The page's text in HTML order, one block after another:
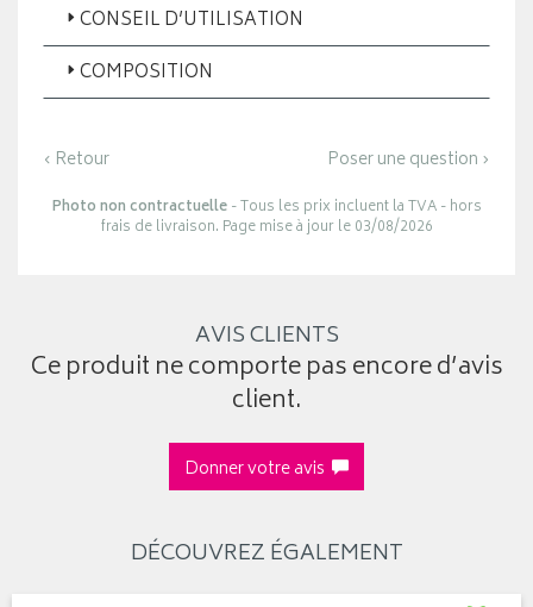
CONSEIL D’UTILISATION
COMPOSITION
‹ Retour Poser une question ›
Photo non contractuelle- Tous les prix incluent la TVA - hors
frais de livraison. Page mise à jour le 03/08/2026
AVIS CLIENTS
Ce produit ne comporte pas encore d’avis
client.
Donner votre avis
DÉCOUVREZ ÉGALEMENT